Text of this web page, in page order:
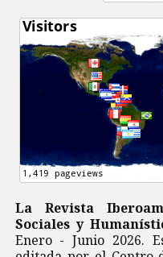
La Revista
Sociales y
Enero - Junio 2026.